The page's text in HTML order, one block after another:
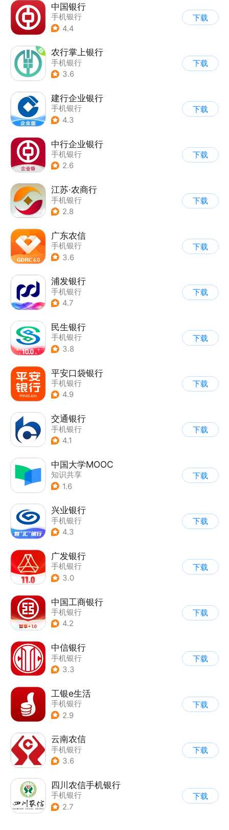
中国银行
手机银行
4.4
下载
农行掌上银行
手机银行
3.6
下载
建行企业银行
手机银行
4.3
下载
中行企业银行
手机银行
2.6
下载
江苏·农商行
手机银行
2.8
下载
广东农信
手机银行
3.6
下载
浦发银行
手机银行
4.7
下载
民生银行
手机银行
3.8
下载
平安口袋银行
手机银行
4.9
下载
交通银行
手机银行
4.1
下载
中国大学MOOC
知识共享
1.6
下载
兴业银行
手机银行
4.3
下载
广发银行
手机银行
3.0
下载
中国工商银行
手机银行
4.2
下载
中信银行
手机银行
3.3
下载
工银e生活
手机银行
2.9
下载
云南农信
手机银行
3.6
下载
四川农信手机银行
手机银行
2.7
下载